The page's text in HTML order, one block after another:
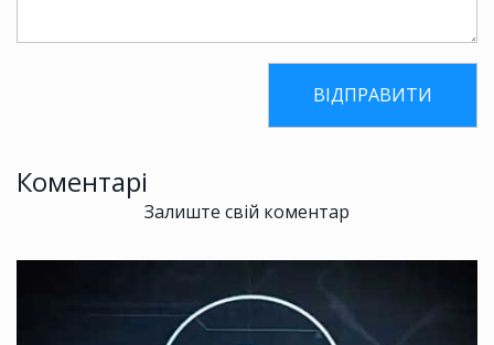
Коментарі
Залиште свій коментар